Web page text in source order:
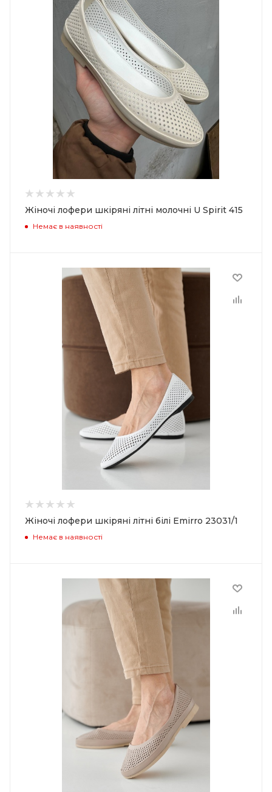
Жіночі лофери шкіряні літні молочні U Spirit 415
Немає в наявності
Жіночі лофери шкіряні літні білі Emirro 23031/1
Немає в наявності